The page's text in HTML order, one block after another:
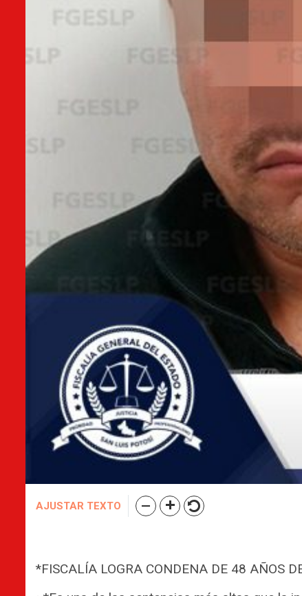
AJUSTAR TEXTO
*FISCALÍA LOGRA CONDENA DE 48 AÑOS